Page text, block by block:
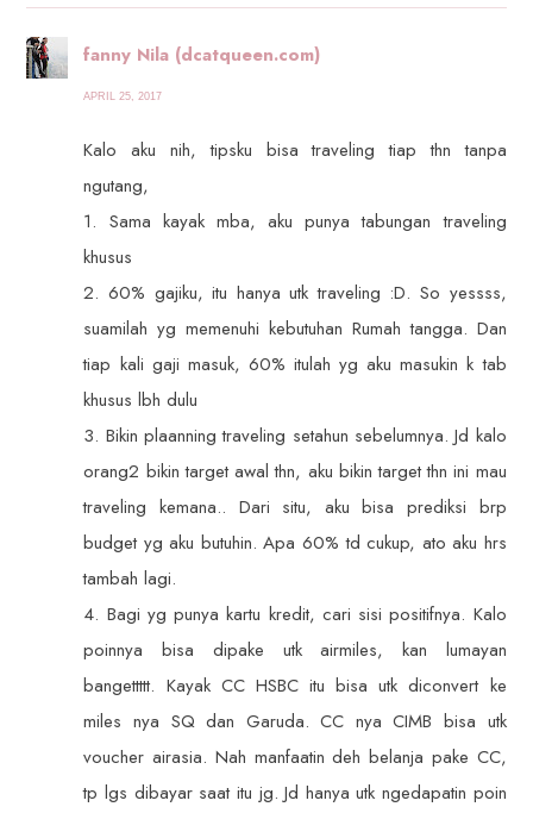
fanny Nila (dcatqueen.com)
APRIL 25, 2017
Kalo aku nih, tipsku bisa traveling tiap thn tanpa
ngutang,
1. Sama kayak mba, aku punya tabungan traveling
khusus
2. 60% gajiku, itu hanya utk traveling :D. So yessss,
suamilah yg memenuhi kebutuhan Rumah tangga. Dan
tiap kali gaji masuk, 60% itulah yg aku masukin k tab
khusus lbh dulu
3. Bikin plaanning traveling setahun sebelumnya. Jd kalo
orang2 bikin target awal thn, aku bikin target thn ini mau
traveling kemana.. Dari situ, aku bisa prediksi brp
budget yg aku butuhin. Apa 60% td cukup, ato aku hrs
tambah lagi.
4. Bagi yg punya kartu kredit, cari sisi positifnya. Kalo
poinnya bisa dipake utk airmiles, kan lumayan
bangettttt. Kayak CC HSBC itu bisa utk diconvert ke
miles nya SQ dan Garuda. CC nya CIMB bisa utk
voucher airasia. Nah manfaatin deh belanja pake CC,
tp lgs dibayar saat itu jg. Jd hanya utk ngedapatin poin